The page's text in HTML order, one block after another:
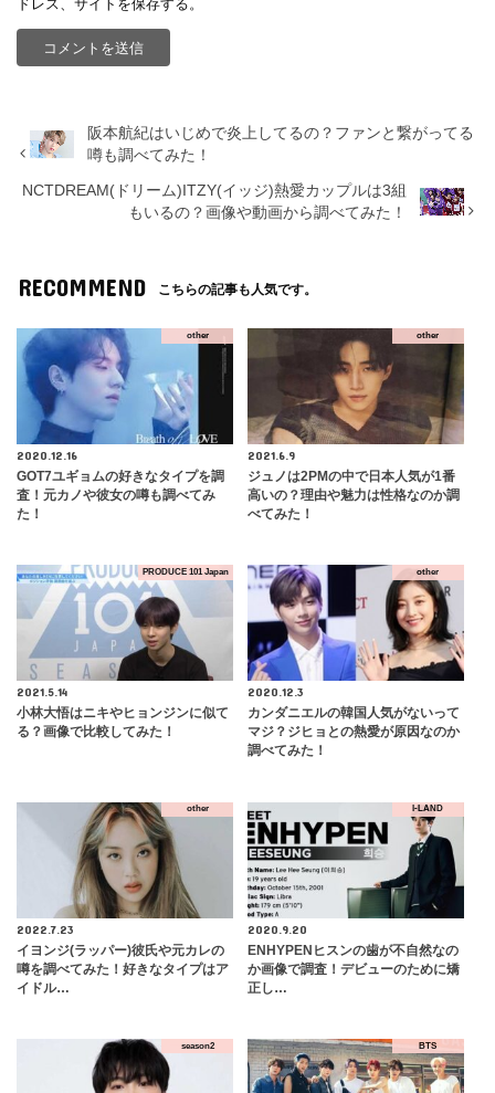
ドレス、サイトを保存する。
阪本航紀はいじめで炎上してるの？ファンと繋がってる
噂も調べてみた！
NCTDREAM(ドリーム)ITZY(イッジ)熱愛カップルは3組
もいるの？画像や動画から調べてみた！
RECOMMEND こちらの記事も人気です。
other
2020.12.16
GOT7ユギョムの好きなタイプを調
査！元カノや彼女の噂も調べてみ
た！
other
2021.6.9
ジュノは2PMの中で日本人気が1番
高いの？理由や魅力は性格なのか調
べてみた！
PRODUCE 101 Japan
2021.5.14
小林大悟はニキやヒョンジンに似て
る？画像で比較してみた！
other
2020.12.3
カンダニエルの韓国人気がないって
マジ？ジヒョとの熱愛が原因なのか
調べてみた！
other
2022.7.23
イヨンジ(ラッパー)彼氏や元カレの
噂を調べてみた！好きなタイプはア
イドル…
I-LAND
2020.9.20
ENHYPENヒスンの歯が不自然なの
か画像で調査！デビューのために矯
正し…
season2 BTS